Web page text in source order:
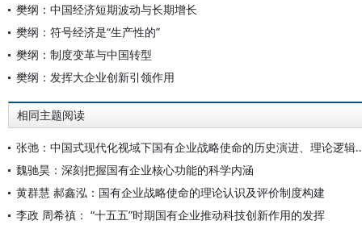
樊纲：中国经济短期波动与长期增长
樊纲：符号经济是“生产性的”
樊纲：制度变革与中国转型
樊纲：发挥大企业创新引领作用
相同主题阅读
张弛：中国式现代化视域下国有
魏驰昊：深刻把握国有企业核心功能的科学内涵
黄群慧 郝鑫泓：国有企业战略使命的理论认识及评价制度构建
李政 周希禛： “十五五”时期国有企业推动科技创新作用的发挥